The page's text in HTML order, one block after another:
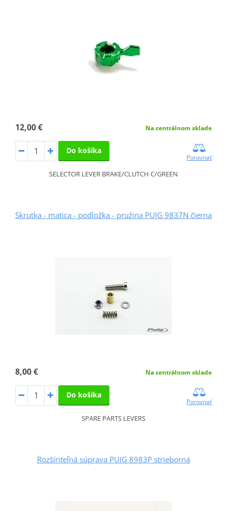
12,00 € Na centrálnom sklade
Do košíka
Porovnať
SELECTOR LEVER BRAKE/CLUTCH C/GREEN
Skrutka - matica - podložka - pružina PUIG 9837N čierna
8,00 € Na centrálnom sklade
Do košíka
Porovnať
SPARE PARTS LEVERS
Rozšíriteľná súprava PUIG 8983P strieborná